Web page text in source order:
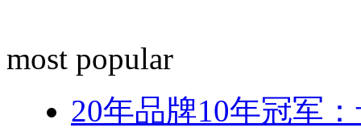
most popular
20年品牌10年冠军